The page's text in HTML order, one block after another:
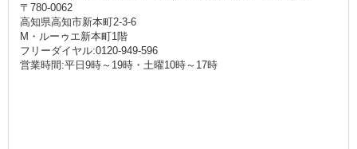
〒780-0062
高知県高知市新本町2-3-6
M・ルーゥエ新本町1階
フリーダイヤル:0120-949-596
営業時間:平日9時～19時・土曜10時～17時